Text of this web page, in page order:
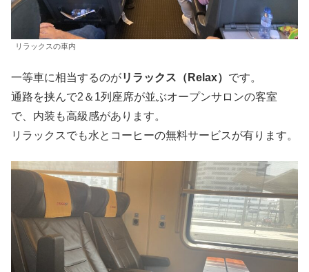
リラックスの車内
一等車に相当するのがリラックス（Relax） です。
通路を挟んで2＆1列座席が並ぶオープンサロンの客室
で、内装も高級感があります。
リラックスでも水とコーヒーの無料サービスが有ります。